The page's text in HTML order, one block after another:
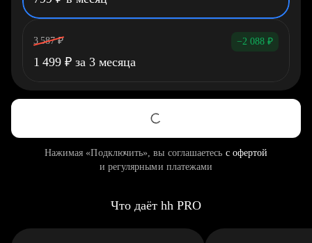
3 587 ₽ −2 088 ₽
1 499 ₽ за 3 месяца
Нажимая «Подключить», вы соглашаетесь с офертой
и регулярными платежами
Что даёт hh PRO